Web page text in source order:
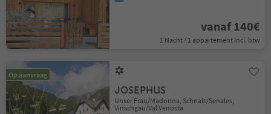
vanaf 140€
1 Nacht / 1 appartement Incl. btw
Op aanvraag
JOSEPHUS
Unser Frau/Madonna, Schnals/Senales,
Vinschgau/Val Venosta